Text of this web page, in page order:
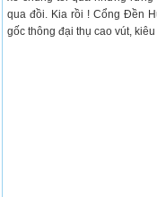
qua đồi. Kia rồi ! Cổng Đền
gốc thông đại thụ cao vút,